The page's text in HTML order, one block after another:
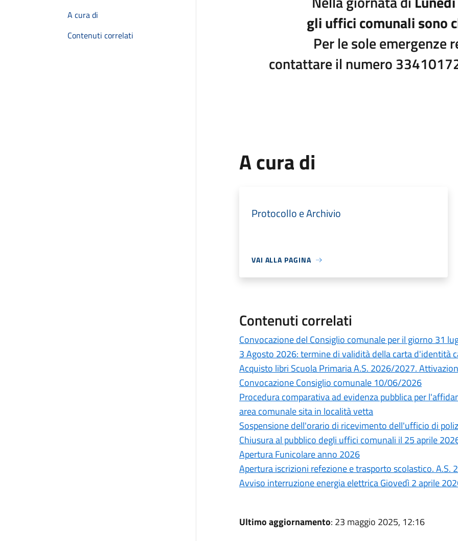
A cura di
Contenuti correlati
gli uffici comunali sono
Per le sole emergenze
contattare il numero
A cura di
Protocollo e Archivio
VAI ALLA PAGINA
Contenuti correlati
Convocazione del Consiglio comunale per il giorno 31
3 Agosto 2026: termine di validità della carta d'identità
Acquisto libri Scuola Primaria A.S. 2026/2027.
Convocazione Consiglio comunale 10/06/2026
Procedura comparativa ad evidenza pubblica per
area comunale sita in località vetta
Sospensione dell'orario di ricevimento dell'ufficio di
Chiusura al pubblico degli uffici comunali il 25 aprile
Apertura Funicolare anno 2026
Apertura iscrizioni refezione e trasporto scolastico. A.S.
Avviso interruzione energia elettrica Giovedì 2 aprile
Ultimo aggiornamento: 23 maggio 2025, 12:16